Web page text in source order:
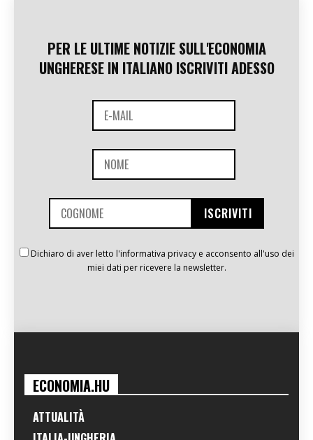
PER LE ULTIME NOTIZIE SULL'ECONOMIA
UNGHERESE IN ITALIANO ISCRIVITI ADESSO
Dichiaro di aver letto l'informativa privacy e acconsento all'uso dei
miei dati per ricevere la newsletter.
ECONOMIA.HU
ATTUALITÀ